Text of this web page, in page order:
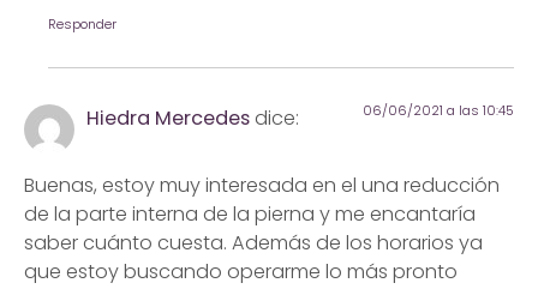
Responder
Hiedra Mercedesdice: 06/06/2021 a las 10:45
Buenas, estoy muy interesada en el una reducción
de la parte interna de la pierna y me encantaría
saber cuánto cuesta. Además de los horarios ya
que estoy buscando operarme lo más pronto